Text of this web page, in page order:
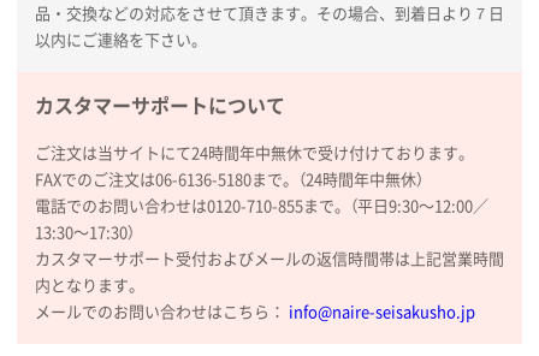
【オーダー商品】特別ご注文ページ041枚
2026年02月13日 22:10
ました早く、安く、丁寧につくられているので安心し
長野県R社様
陶器マグストレートラウンドリップ100枚
2026年02月09日 14:27
コップの形
品・交換などの対応をさせて頂きます。その場合、到着日より７日
以内にご連絡を下さい。
カスタマーサポートについて
ご注文は当サイトにて24時間年中無休で受け付けております。
FAXでのご注文は06-6136-5180まで。（24時間年中無休）
電話でのお問い合わせは0120-710-855まで。（平日9:30〜12:00／
13:30〜17:30）
カスタマーサポート受付およびメールの返信時間帯は上記営業時間
内となります。
メールでのお問い合わせはこちら： info@naire-seisakusho.jp